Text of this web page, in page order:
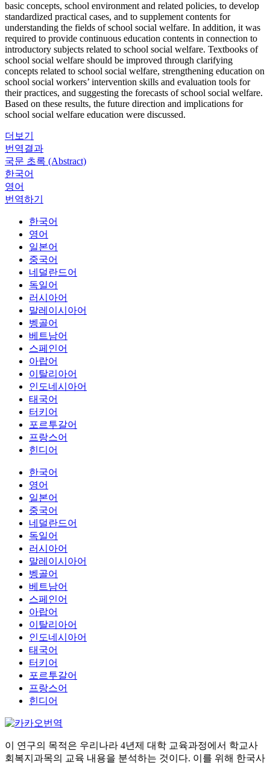
basic concepts, school environment and related policies, to develop
standardized practical cases, and to supplement contents for
understanding the fields of school social welfare. In addition, it was
required to provide continuous education contents in connection to
introductory subjects related to school social welfare. Textbooks of
school social welfare should be improved through clarifying
concepts related to school social welfare, strengthening education on
school social workers’ intervention skills and evaluation tools for
their practices, and suggesting the forecasts of school social welfare.
Based on these results, the future direction and implications for
school social welfare education were discussed.
더보기
번역결과
국문 초록 (Abstract)
한국어
영어
번역하기
한국어
영어
일본어
중국어
네덜란드어
독일어
러시아어
말레이시아어
벵골어
베트남어
스페인어
아랍어
이탈리아어
인도네시아어
태국어
터키어
포르투갈어
프랑스어
힌디어
한국어
영어
일본어
중국어
네덜란드어
독일어
러시아어
말레이시아어
벵골어
베트남어
스페인어
아랍어
이탈리아어
인도네시아어
태국어
터키어
포르투갈어
프랑스어
힌디어
이 연구의 목적은 우리나라 4년제 대학 교육과정에서 학교사
회복지과목의 교육 내용을 분석하는 것이다. 이를 위해 한국사